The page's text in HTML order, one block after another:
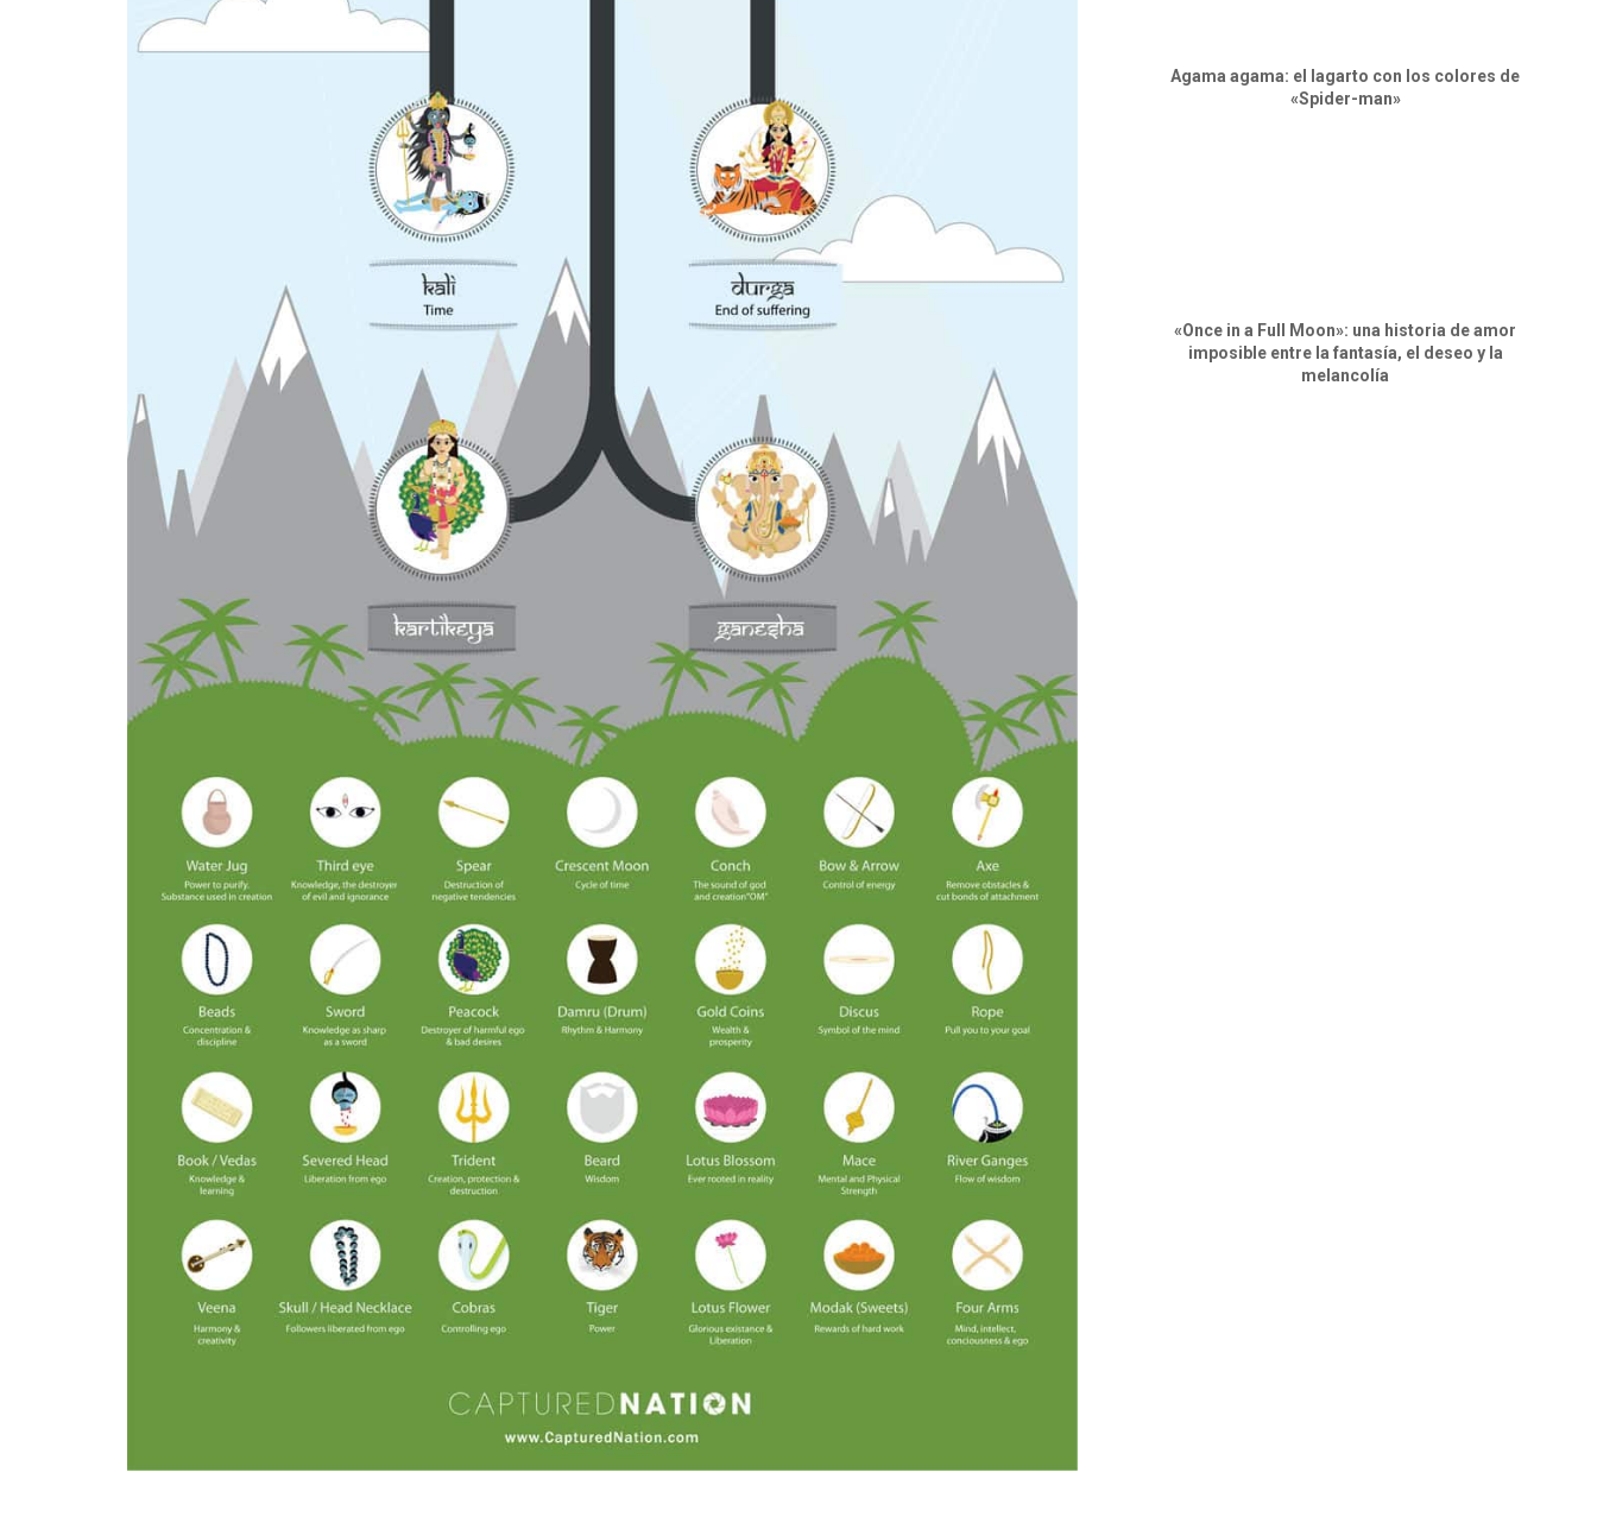
Agama agama: el lagarto con los colores de
«Spider-man»
«Once in a Full Moon»: una historia de amor
imposible entre la fantasía, el deseo y la
melancolía